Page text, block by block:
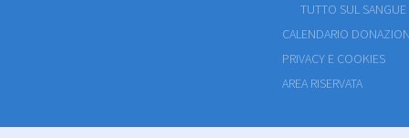
TUTTO SUL SANGUE
CALENDARIO
PRIVACY E COOKIES
AREA RISERVATA